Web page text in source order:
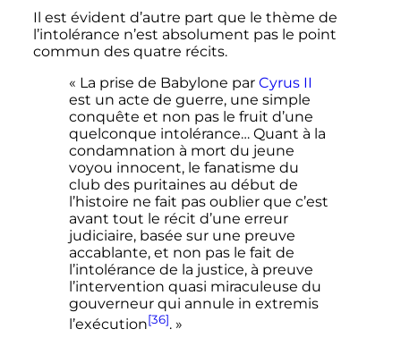
Il est évident d’autre part que le thème de
l’intolérance n’est absolument pas le point
commun des quatre récits.
« La prise de Babylone par Cyrus II
est un acte de guerre, une simple
conquête et non pas le fruit d’une
quelconque intolérance… Quant à la
condamnation à mort du jeune
voyou innocent, le fanatisme du
club des puritaines au début de
l’histoire ne fait pas oublier que c’est
avant tout le récit d’une erreur
judiciaire, basée sur une preuve
accablante, et non pas le fait de
l’intolérance de la justice, à preuve
l’intervention quasi miraculeuse du
gouverneur qui annule in extremis
l’exécution[36]. »